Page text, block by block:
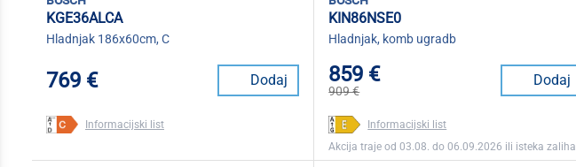
KGE36ALCA
Hladnjak 186x60cm, C
769 € Dodaj
Informacijski list
KIN86NSE0
Hladnjak, komb ugradb
859 €
909 €
Dodaj
Informacijski list
Akcija traje od 03.08. do 06.09.2026 ili isteka zaliha